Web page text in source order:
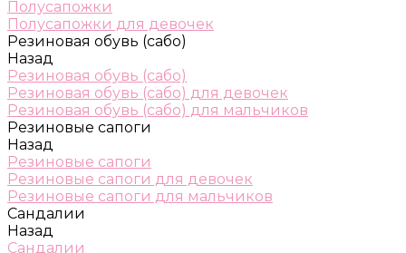
Полусапожки
Полусапожки для девочек
Резиновая обувь (сабо)
Назад
Резиновая обувь (сабо)
Резиновая обувь (сабо) для девочек
Резиновая обувь (сабо) для мальчиков
Резиновые сапоги
Назад
Резиновые сапоги
Резиновые сапоги для девочек
Резиновые сапоги для мальчиков
Сандалии
Назад
Сандалии